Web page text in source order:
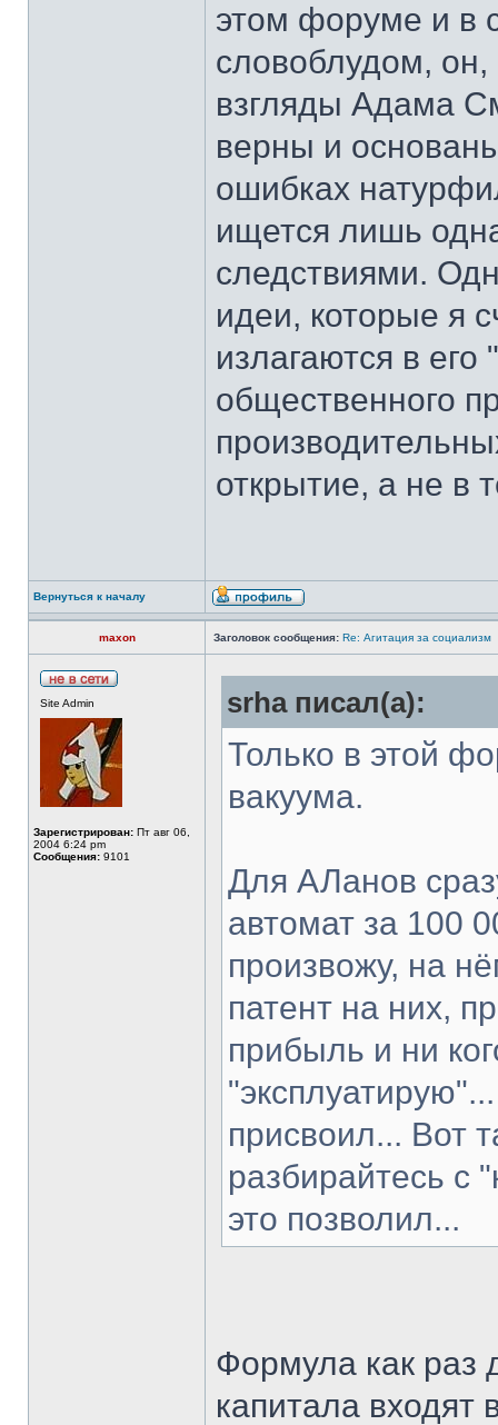
этом форуме и в
словоблудом, он,
взгляды Адама
верны и
ошибках
ищется лишь
следствиями.
идеи, которые я
излагаются в
общественного
открытие, а не в
Вернуться к началу
maxon Заголовок сообщения: Re: Агитация за социализм
Site Admin
Зарегистрирован: Пт авг 06,
2004 6:24 pm
Сообщения: 9101
srha писал(а):
Только в этой
вакуума.
Для АЛанов
автомат за 100
произвожу, на
патент на них,
прибыль и ни
присвоил... Вот
разбирайтесь с
это позволил...
Формула как раз
капитала